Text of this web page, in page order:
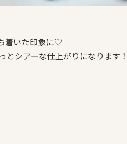
着いた印象に♡
シアーな仕上がりになります！